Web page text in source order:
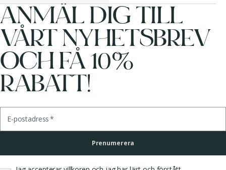
ANMÄL DIG TILL
VÅRT NYHETSBREV
OCH FÅ 10%
RABATT!
E-postadress*
Prenumerera